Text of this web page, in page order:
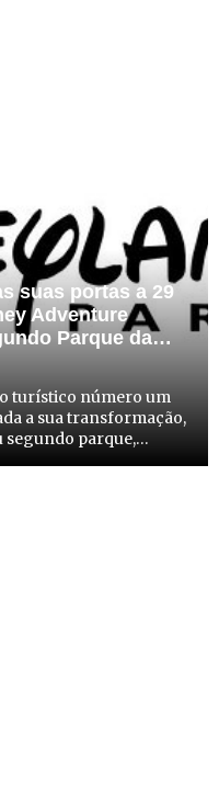
suas portas a 29
Adventure
Parque da
turístico número um
a sua transformação,
segundo parque,